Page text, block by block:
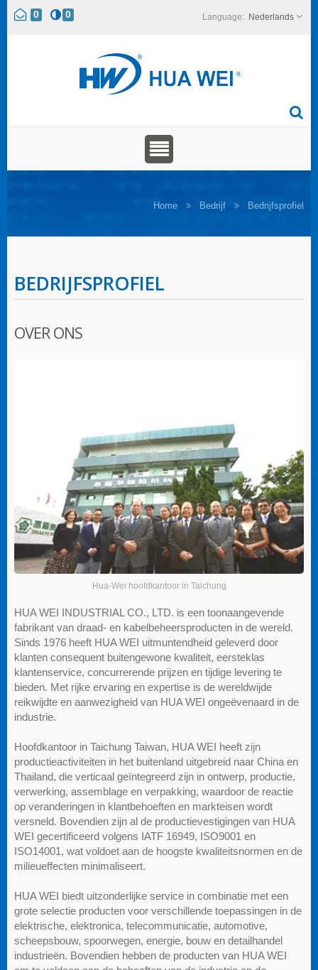
0 0 Nederlands
Home Bedrijf Bedrijfsprofiel
BEDRIJFSPROFIEL
OVER ONS
Hua-Wei hoofdkantoor in Taichung
HUA WEI INDUSTRIAL CO., LTD. is een toonaangevende
fabrikant van draad- en kabelbeheersproducten in de wereld.
Sinds 1976 heeft HUA WEI uitmuntendheid geleverd door
klanten consequent buitengewone kwaliteit, eersteklas
klantenservice, concurrerende prijzen en tijdige levering te
bieden. Met rijke ervaring en expertise is de wereldwijde
reikwijdte en aanwezigheid van HUA WEI ongeëvenaard in de
industrie.
Hoofdkantoor in Taichung Taiwan, HUA WEI heeft zijn
productieactiviteiten in het buitenland uitgebreid naar China en
Thailand, die verticaal geïntegreerd zijn in ontwerp, productie,
verwerking, assemblage en verpakking, waardoor de reactie
op veranderingen in klantbehoeften en markteisen wordt
versneld. Bovendien zijn al de productievestigingen van HUA
WEI gecertificeerd volgens IATF 16949, ISO9001 en
ISO14001, wat voldoet aan de hoogste kwaliteitsnormen en de
milieueffecten minimaliseert.
HUA WEI biedt uitzonderlijke service in combinatie met een
grote selectie producten voor verschillende toepassingen in de
elektrische, elektronica, telecommunicatie, automotive,
scheepsbouw, spoorwegen, energie, bouw en detailhandel
industrieën. Bovendien hebben de producten van HUA WEI